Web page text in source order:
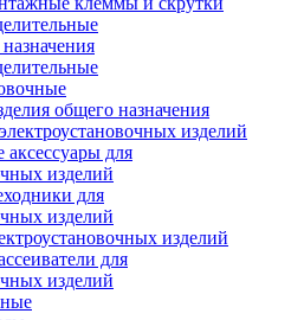
общего назначения
изделий
для
изделий
для
изделий
изделий
для
изделий